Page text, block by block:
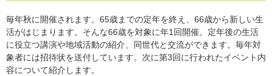
毎年秋に開催されます。65歳までの定年を終え、66歳から新しい生
活がはじまります。そんな66歳を対象に年1回開催。定年後の生活
に役立つ講演や地域活動の紹介、同世代と交流ができます。毎年対
象者には招待状を送付しています。次に第3回に行われたイベント内
容について紹介します。